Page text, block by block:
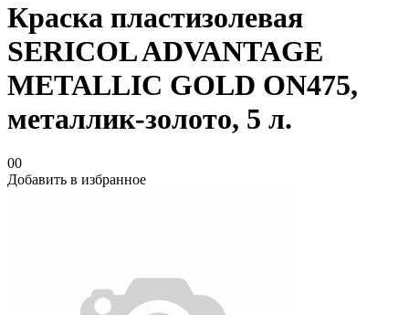
Краска пластизолевая
SERICOL ADVANTAGE
METALLIC GOLD ON475,
металлик-золото, 5 л.
00
Добавить в избранное